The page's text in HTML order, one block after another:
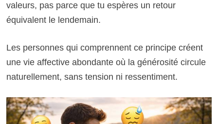
valeurs, pas parce que tu espères un retour
équivalent le lendemain.
Les personnes qui comprennent ce principe créent
une vie affective abondante où la générosité circule
naturellement, sans tension ni ressentiment.